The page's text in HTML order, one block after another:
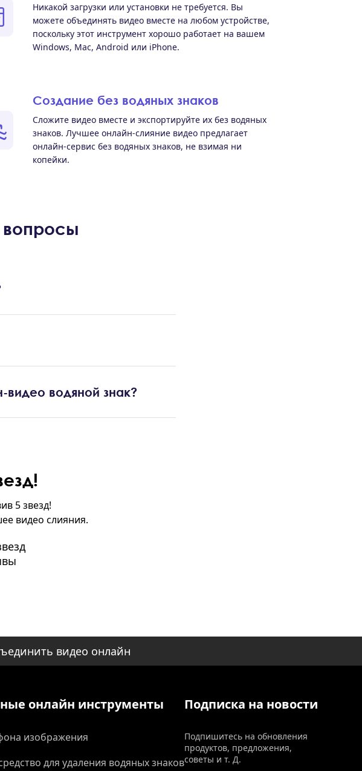
Никакой загрузки или установки не требуется. Вы
можете объединять видео вместе на любом устройстве,
поскольку этот инструмент хорошо работает на вашем
Windows, Mac, Android или iPhone.
Создание без водяных знаков
Сложите видео вместе и экспортируйте их без водяных
знаков. Лучшее онлайн-слияние видео предлагает
онлайн-сервис без водяных знаков, не взимая ни
копейки.
водяной знак?
5 звезд!
видео слияния.
видео онлайн
онлайн инструменты
изображения
для удаления водяных знаков
Подписка на новости
Подпишитесь на обновления
продуктов, предложения,
советы и т. Д.